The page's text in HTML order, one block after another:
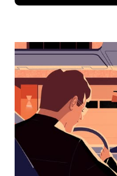
seta
interagir
o
calendário
selecionar
uma
data.
Pressione
a
tecla
“ESC”